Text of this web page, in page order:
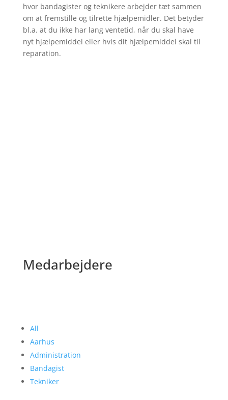
hvor bandagister og teknikere arbejder tæt sammen
om at fremstille og tilrette hjælpemidler. Det betyder
bl.a. at du ikke har lang ventetid, når du skal have
nyt hjælpemiddel eller hvis dit hjælpemiddel skal til
reparation.
Medarbejdere
All
Aarhus
Administration
Bandagist
Tekniker